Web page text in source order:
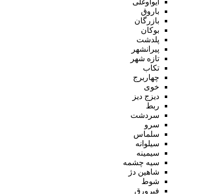
باروق
بازرگان
بوکان
پلدشت
پیرانشهر
تازه شهر
تکاب
چهاربرج
خوی
دیزج دیز
ربط
سردشت
سرو
سلماس
سیلوانه
سیمینه
سیه چشمه
شاهین دژ
شوط
فیرورق